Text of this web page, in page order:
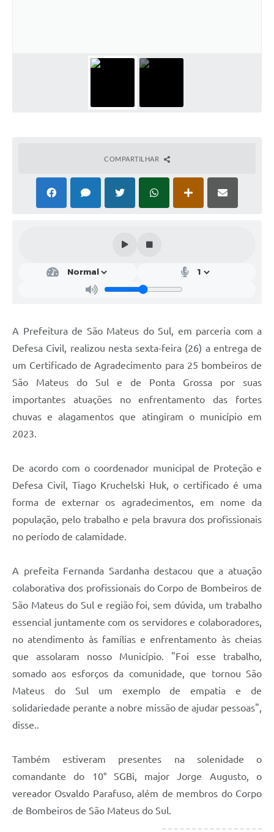
Projeto Nascente Viva
Telefones Prefeitura Municipal
Feriados Municipais
Imprensa
Termos de Fomento
Galeria de Fotos
Audiências Públicas
Iluminação Pública
Galeria de Vídeos
Projetos
Legislação
Logo Prefeitura de São Mateus do Sul
Links
Agenda
Notícias
Briefing de Ações, Divulgações e Eventos
Solicitação de Remoção: Instituições Escolares
Contato
COMPARTILHAR
A Prefeitura de São Mateus do Sul, em parceria com a
Defesa Civil, realizou nesta sexta-feira (26) a entrega de
um Certificado de Agradecimento para 25 bombeiros de
São Mateus do Sul e de Ponta Grossa por suas
importantes atuações no enfrentamento das fortes
chuvas e alagamentos que atingiram o município em
2023.
De acordo com o coordenador municipal de Proteção e
Defesa Civil, Tiago Kruchelski Huk, o certificado é uma
forma de externar os agradecimentos, em nome da
população, pelo trabalho e pela bravura dos profissionais
no período de calamidade.
A prefeita Fernanda Sardanha destacou que a atuação
colaborativa dos profissionais do Corpo de Bombeiros de
São Mateus do Sul e região foi, sem dúvida, um trabalho
essencial juntamente com os servidores e colaboradores,
no atendimento às famílias e enfrentamento às cheias
que assolaram nosso Município. "Foi esse trabalho,
somado aos esforços da comunidade, que tornou São
Mateus do Sul um exemplo de empatia e de
solidariedade perante a nobre missão de ajudar pessoas",
disse..
Também estiveram presentes na solenidade o
comandante do 10° SGBi, major Jorge Augusto, o
vereador Osvaldo Parafuso, além de membros do Corpo
de Bombeiros de São Mateus do Sul.